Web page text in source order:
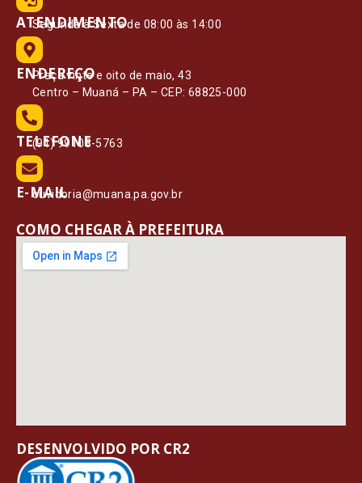
ATENDIMENTO
Segunda à Sexta de 08:00 às 14:00
ENDEREÇO
Praça vinte e oito de maio, 43
Centro – Muaná – PA – CEP: 68825-000
TELEFONE
(91) 99108-5763
E-MAIL
ouvidoria@muana.pa.gov.br
COMO CHEGAR À PREFEITURA
DESENVOLVIDO POR CR2